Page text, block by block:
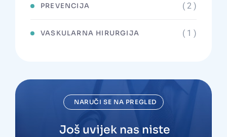
PREVENCIJA ( 2 )
VASKULARNA HIRURGIJA ( 1 )
NARUČI SE NA PREGLED
Još uvijek nas niste